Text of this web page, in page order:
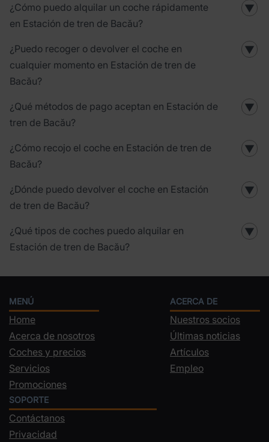
¿Cómo puedo alquilar un coche rápidamente
en Estación de tren de Bacău?
▼
¿Puedo recoger o devolver el coche en
cualquier momento en Estación de tren de
Bacău?
▼
¿Qué métodos de pago aceptan en Estación de
tren de Bacău?
▼
¿Cómo recojo el coche en Estación de tren de
Bacău?
▼
¿Dónde puedo devolver el coche en Estación
de tren de Bacău?
▼
¿Qué tipos de coches puedo alquilar en
Estación de tren de Bacău?
▼
MENÚ
Home
Acerca de nosotros
Coches y precios
Servicios
Promociones
ACERCA DE
Nuestros socios
Últimas noticias
Artículos
Empleo
SOPORTE
Contáctanos
Privacidad